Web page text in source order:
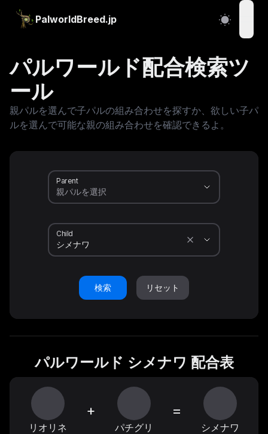
PalworldBreed.jp
パルワールド配合検索ツ
ール
親パルを選んで子パルの組み合わせを探すか、欲しい子パ
ルを選んで可能な親の組み合わせを確認できるよ。
Parent
Child
検索 リセット
パルワールド シメナワ 配合表
リオリネ
+
パチグリ
=
シメナワ